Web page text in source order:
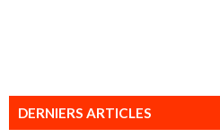
DERNIERS ARTICLES